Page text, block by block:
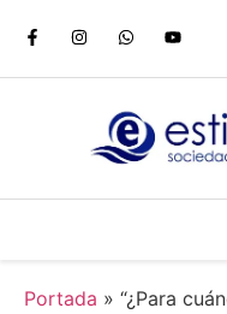
Portada » “¿Para